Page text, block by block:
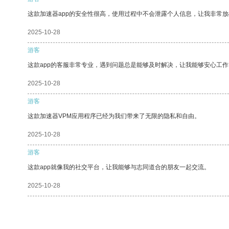
这款加速器app的安全性很高，使用过程中不会泄露个人信息，让我非常
2025-10-28
游客
这款app的客服非常专业，遇到问题总是能够及时解决，让我能够安心工
2025-10-28
游客
这款加速器VPM应用程序已经为我们带来了无限的隐私和自由。
2025-10-28
游客
这款app就像我的社交平台，让我能够与志同道合的朋友一起交流。
2025-10-28